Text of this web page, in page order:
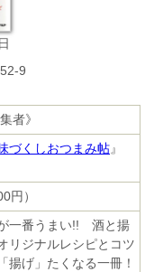
9
者》
づくしおつまみ帖』
円）
一番うまい!! 酒と揚
リジナルレシピとコツ
揚げ」たくなる一冊！